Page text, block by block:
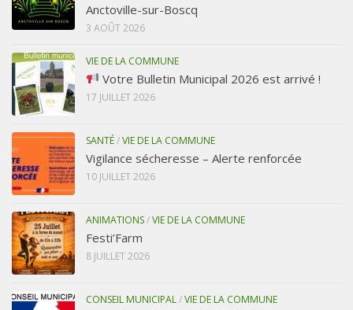
Anctoville-sur-Boscq
3 AOÛT 2026
VIE DE LA COMMUNE
Votre Bulletin Municipal 2026 est arrivé !
17 JUILLET 2026
SANTÉ/VIE DE LA COMMUNE
Vigilance sécheresse – Alerte renforcée
10 JUILLET 2026
ANIMATIONS/VIE DE LA COMMUNE
Festi’Farm
8 JUILLET 2026
CONSEIL MUNICIPAL/VIE DE LA COMMUNE